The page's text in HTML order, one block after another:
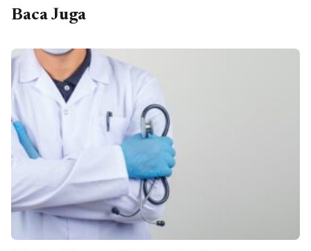
Baca Juga